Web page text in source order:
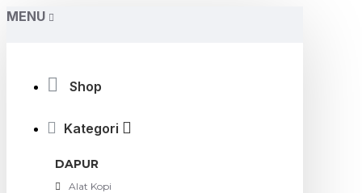
MENU
Shop
Kategori
DAPUR
Alat Kopi